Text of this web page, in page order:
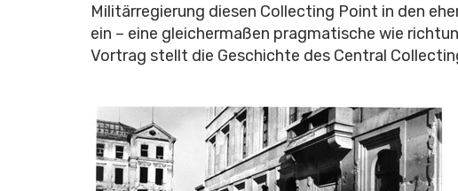
Militärregierung diesen Collecting Point in den
ein – eine gleichermaßen pragmatische wie
Vortrag stellt die Geschichte des Central